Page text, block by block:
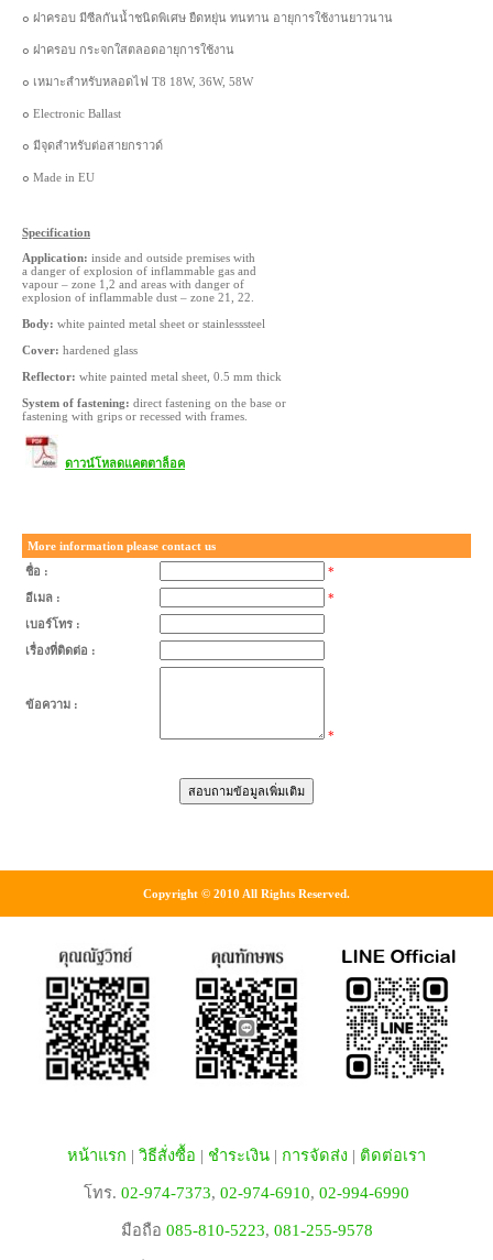
๐ ฝาครอบ มีซีลกันน้ำชนิดพิเศษ ยืดหยุ่น ทนทาน อายุการใช้งานยาวนาน
๐ ฝาครอบ กระจกใสตลอดอายุการใช้งาน
๐ เหมาะสำหรับหลอดไฟ T8 18W, 36W, 58W
๐ Electronic Ballast
๐ มีจุดสำหรับต่อสายกราวด์
๐ Made in EU
Specification
Application: inside and outside premises with
a danger of explosion of inflammable gas and
vapour – zone 1,2 and areas with danger of
explosion of inflammable dust – zone 21, 22.
Body: white painted metal sheet or stainlesssteel
Cover: hardened glass
Reflector: white painted metal sheet, 0.5 mm thick
System of fastening: direct fastening on the base or
fastening with grips or recessed with frames.
ดาวน์โหลดแคตตาล็อค
More information please contact us
ชื่อ :
*
อีเมล :
*
เบอร์โทร :
เรื่องที่ติดต่อ :
ข้อความ :
*
Copyright © 2010 All Rights Reserved.
หน้าแรก | วิธีสั่งซื้อ | ชำระเงิน| การจัดส่ง| ติดต่อเรา
โทร. 02-974-7373, 02-974-6910, 02-994-6990
มือถือ 085-810-5223, 081-255-9578